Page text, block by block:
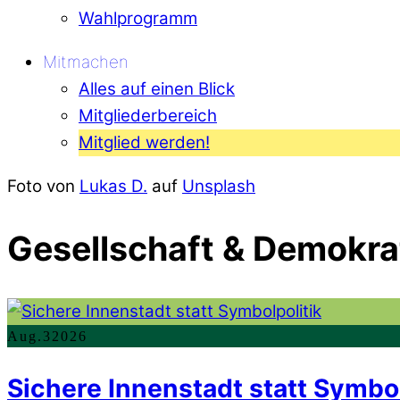
Wahlprogramm
Mitmachen
Alles auf einen Blick
Mitgliederbereich
Mitglied werden!
Foto von Lukas D. auf Unsplash
Gesellschaft &
Aug. 32026
Sichere Innenstadt statt